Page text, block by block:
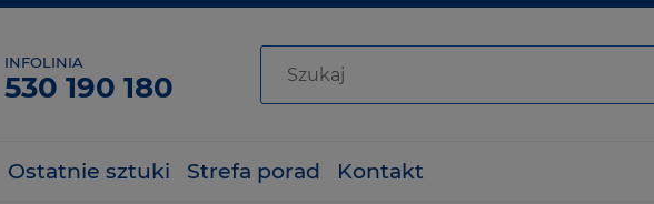
INFOLINIA
530 190 180
Ostatnie sztuki Strefa porad Kontakt